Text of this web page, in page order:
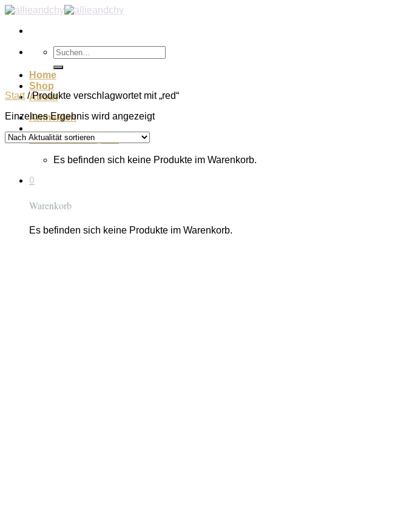
Zum
springen
Suchen
nach:
Home
Shop
About
Anmelden
Warenkorb /€0,00
Es befinden sich keine Produkte im Warenkorb.
0
Warenkorb
Es befinden sich keine Produkte im Warenkorb.
Start /Produkte verschlagwortet mit „red“
Einzelnes Ergebnis wird angezeigt